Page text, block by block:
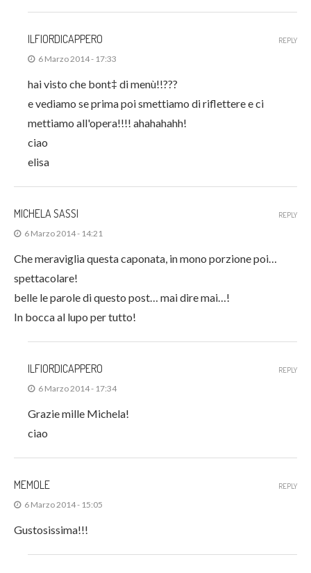
ILFIORDICAPPERO
6 Marzo 2014 - 17:33
hai visto che bont‡ di menù!!???
e vediamo se prima poi smettiamo di riflettere e ci
mettiamo all'opera!!!! ahahahahh!
ciao
elisa
REPLY
MICHELA SASSI
6 Marzo 2014 - 14:21
Che meraviglia questa caponata, in mono porzione poi…
spettacolare!
belle le parole di questo post… mai dire mai…!
In bocca al lupo per tutto!
REPLY
ILFIORDICAPPERO
6 Marzo 2014 - 17:34
Grazie mille Michela!
ciao
REPLY
MEMOLE
6 Marzo 2014 - 15:05
Gustosissima!!!
REPLY